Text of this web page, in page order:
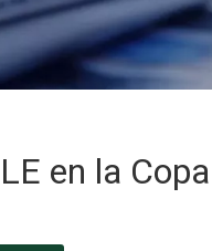
en la